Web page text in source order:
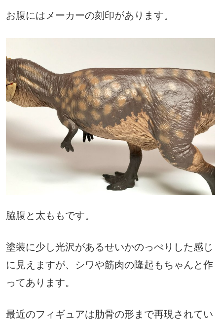
お腹にはメーカーの刻印があります。
脇腹と太ももです。
塗装に少し光沢があるせいかのっぺりした感じ
に見えますが、シワや筋肉の隆起もちゃんと作
ってあります。
最近のフィギュアは肋骨の形まで再現されてい